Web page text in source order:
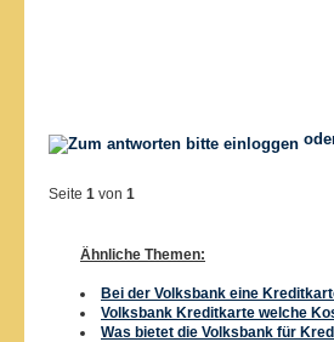
Seite 1 von 1
Ähnliche Themen:
Bei der Volksbank eine
Volksbank Kreditkarte welche
Was bietet die Volksbank für